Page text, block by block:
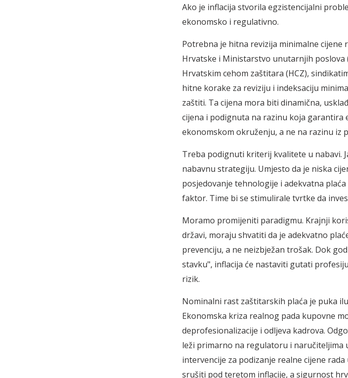
Ako je inflacija stvorila egzistencijalni
ekonomsko i regulativno.
Potrebna je hitna revizija minimalne cijene
Hrvatske i Ministarstvo unutarnjih
Hrvatskim cehom zaštitara (HCZ),
hitne korake za reviziju i indeksaciju
zaštiti. Ta cijena mora biti dinamična,
cijena i podignuta na razinu koja garantira
ekonomskom okruženju, a ne na razinu iz
Treba podignuti kriterij kvalitete u nabavi.
nabavnu strategiju. Umjesto da je niska
posjedovanje tehnologije i adekvatna
faktor. Time bi se stimulirale tvrtke da
Moramo promijeniti paradigmu. Krajnji
državi, moraju shvatiti da je adekvatno
prevenciju, a ne neizbježan trošak. Dok
stavku", inflacija će nastaviti gutati
rizik.
Nominalni rast zaštitarskih plaća je puka
Ekonomska kriza realnog pada kupovne
deprofesionalizacije i odljeva kadrova.
leži primarno na regulatoru i naručiteljima
intervencije za podizanje realne cijene
srušiti pod teretom inflacije, a sigurnost